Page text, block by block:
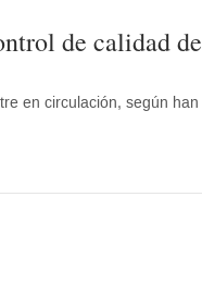
de calidad de
en circulación, según han